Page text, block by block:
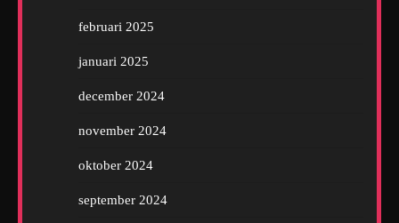
februari 2025
januari 2025
december 2024
november 2024
oktober 2024
september 2024